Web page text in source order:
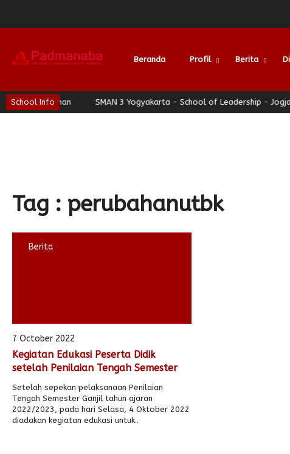
Beranda Profil Berita
School Info
Nyaman SMAN 3 Yogyakarta - School of Leadership - Jogja
Tag : perubahanutbk
Berita
7 October 2022
Kegiatan Edukasi Peserta Didik
setelah Penilaian Tengah Semester
Setelah sepekan pelaksanaan Penilaian
Tengah Semester Ganjil tahun ajaran
2022/2023, pada hari Selasa, 4 Oktober 2022
diadakan kegiatan edukasi untuk..